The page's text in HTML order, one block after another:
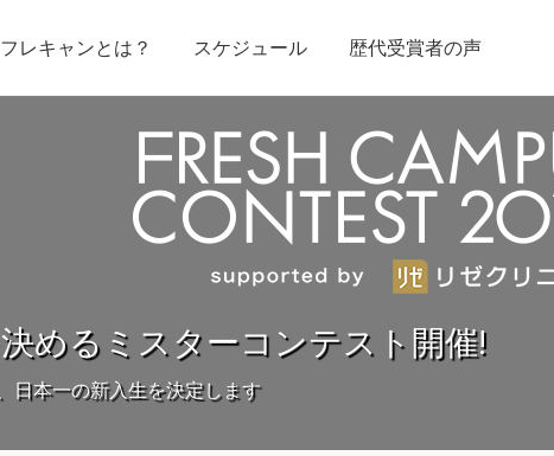
フレキャンとは？ スケジュール 歴代受賞者の声
めるミスターコンテスト開催!
日本一の新入生を決定します